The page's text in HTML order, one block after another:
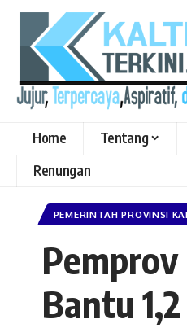
Home Tentang
Renungan
PEMERINTAH PROVINSI
Bantu